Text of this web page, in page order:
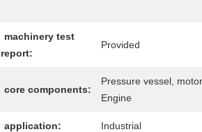
machinery test
report:
Provided
core components:
Pressure vessel,
Engine
application: Industrial